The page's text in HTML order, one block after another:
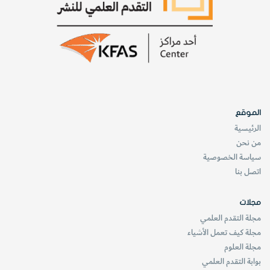
الموقع
الرئيسية
من نحن
سياسة الخصوصية
اتصل بنا
مجلات
مجلة التقدم العلمي
مجلة كيف تعمل الأشياء
مجلة العلوم
بوابة التقدم العلمي